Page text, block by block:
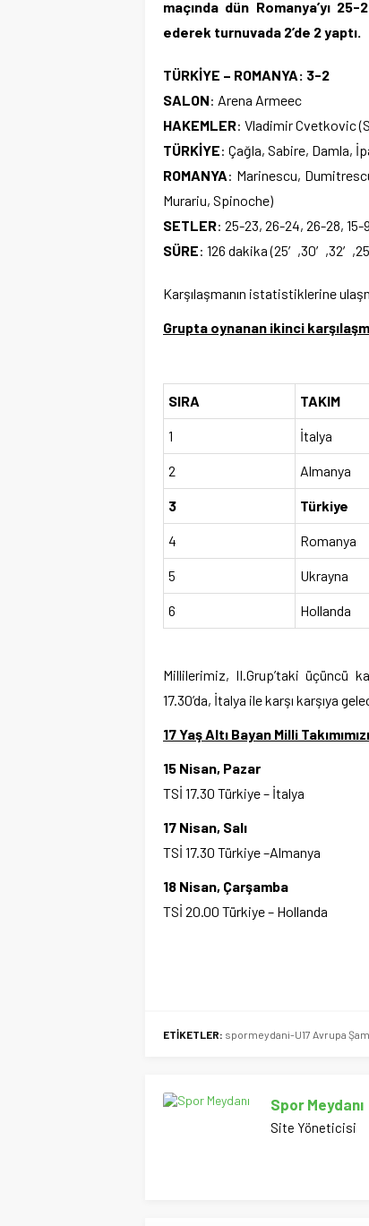
maçında dün Romanya’yı
ederek turnuvada 2’de 2 yaptı.
TÜRKİYE – ROMANYA: 3-2
SALON: Arena Armeec
HAKEMLER: Vladimir Cvetkovic
TÜRKİYE: Çağla, Sabire, Damla,
ROMANYA: Marinescu,
Murariu, Spinoche)
SETLER: 25-23, 26-24, 26-28, 15-9
SÜRE: 126 dakika
Karşılaşmanın istatistiklerine
Grupta oynanan ikinci
SIRA TAKIM
1 İtalya
2 Almanya
3 Türkiye
4 Romanya
5 Ukrayna
6 Hollanda
Millilerimiz, II.Grup’taki üçüncü
17.30’da, İtalya ile karşı karşıya
17 Yaş Altı Bayan Milli
15 Nisan, Pazar
TSİ 17.30 Türkiye – İtalya
17 Nisan, Salı
TSİ 17.30 Türkiye –Almanya
18 Nisan, Çarşamba
TSİ 20.00 Türkiye – Hollanda
ETİKETLER: spormeydani-U17 Avrupa
Spor Meydanı
Site Yöneticisi